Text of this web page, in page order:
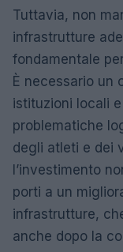
Tuttavia, non
infrastrutture
fondamentale
È necessario un
istituzioni locali
problematiche
degli atleti e dei
l’investimento
porti a un
infrastrutture,
anche dopo la